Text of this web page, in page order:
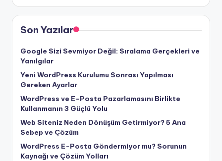
Son Yazılar
Google Sizi Sevmiyor Değil: Sıralama Gerçekleri ve
Yanılgılar
Yeni WordPress Kurulumu Sonrası Yapılması
Gereken Ayarlar
WordPress ve E-Posta Pazarlamasını Birlikte
Kullanmanın 3 Güçlü Yolu
Web Siteniz Neden Dönüşüm Getirmiyor? 5 Ana
Sebep ve Çözüm
WordPress E-Posta Göndermiyor mu? Sorunun
Kaynağı ve Çözüm Yolları